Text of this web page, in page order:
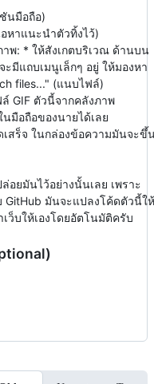
นมือถือ)
หาแนะนำตัวทิ้งไว้)
าพ: * ให้สังเกตบริเวณ ด้านบน
มีแถบเมนูเล็กๆ อยู่ ให้มองหา
files..." (แนบไฟล์)
ล์ GIF ตัวนี้จากคลังภาพ
มือถือของนายได้เลย
สร็จ ในกล่องข้อความมันจะขึ้
ยมันไว้อย่างนั้นเลย เพราะ
GitHub มันจะแปลงโค้ดตัวนี้ให้
ว็บให้เองโดยอัตโนมัติครับ